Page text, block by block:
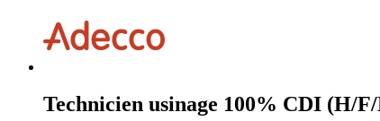
Technicien usinage 100% CDI (H/